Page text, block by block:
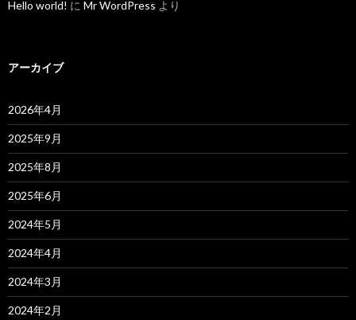
Hello world! に Mr WordPress より
アーカイブ
2026年4月
2025年9月
2025年8月
2025年6月
2024年5月
2024年4月
2024年3月
2024年2月